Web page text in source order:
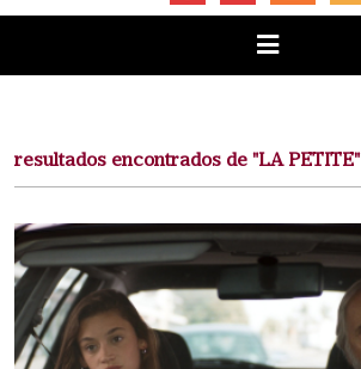
resultados encontrados de "LA PETITE"